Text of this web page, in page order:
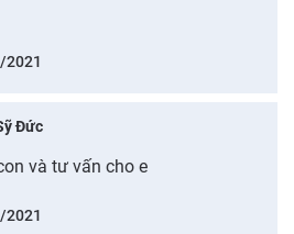
2021
Đức
và tư vấn cho e
2021